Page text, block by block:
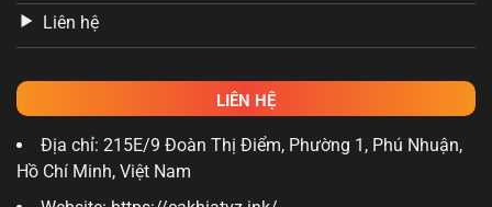
Liên hệ
LIÊN HỆ
Địa chỉ: 215E/9 Đoàn Thị Điểm, Phường 1, Phú Nhuận,
Hồ Chí Minh, Việt Nam